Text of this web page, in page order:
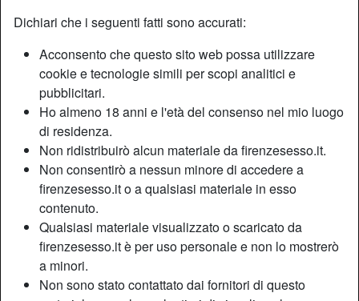
Dichiari che i seguenti fatti sono accurati:
Acconsento che questo sito web possa utilizzare
cookie e tecnologie simili per scopi analitici e
pubblicitari.
Ho almeno 18 anni e l'età del consenso nel mio luogo
di residenza.
Non ridistribuirò alcun materiale da firenzesesso.it.
Non consentirò a nessun minore di accedere a
firenzesesso.it o a qualsiasi materiale in esso
contenuto.
Qualsiasi materiale visualizzato o scaricato da
firenzesesso.it è per uso personale e non lo mostrerò
a minori.
Non sono stato contattato dai fornitori di questo